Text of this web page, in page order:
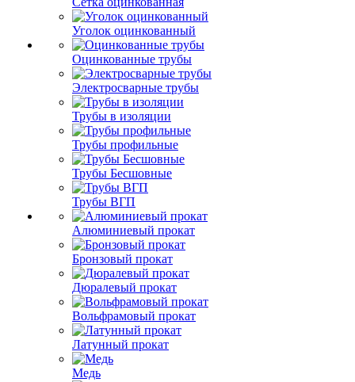
Уголок оцинкованный
Оцинкованные трубы
Электросварные трубы
Трубы в изоляции
Трубы профильные
Трубы Бесшовные
Трубы ВГП
Алюминиевый прокат
Бронзовый прокат
Дюралевый прокат
Вольфрамовый прокат
Латунный прокат
Медь